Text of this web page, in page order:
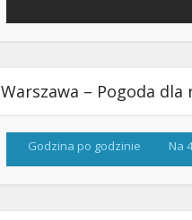
Warszawa – Pogoda dla
Godzina po godzinie Na